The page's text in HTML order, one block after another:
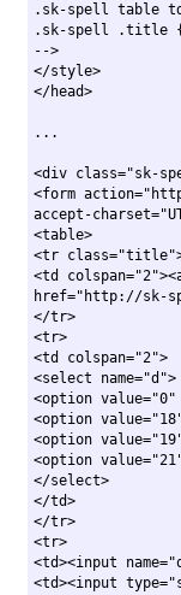
.sk-spell table
.sk-spell .title {
-->
</style>
<div class="sk-
<form
accept-
<table>
<tr
<td
href="http://sk-
</tr>
<tr>
<td colspan="2">
<select name="d">
<option
<option
<option
<option
</select>
</td>
</tr>
<tr>
<td><input
<td><input